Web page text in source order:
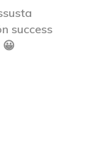
success